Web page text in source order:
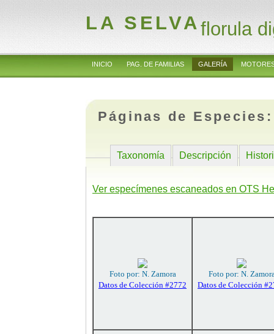
LA SELVAflorula
INICIO PAG. DE FAMILIAS GALERÍA
Páginas de
Taxonomía Descripción
Ver especímenes escaneados en OTS
Foto por: N. Zamora
Datos de Colección #2772
Foto por: N.
Datos de Colección